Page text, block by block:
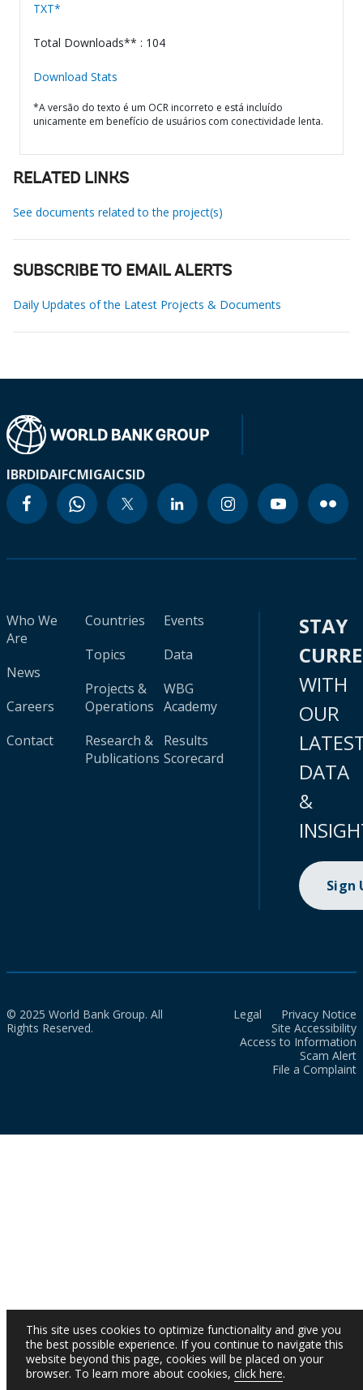
TXT*
Total Downloads** : 104
Download Stats
*A versão do texto é um OCR incorreto e está incluído
unicamente em benefício de usuários com conectividade lenta.
RELATED LINKS
See documents related to the project(s)
SUBSCRIBE TO EMAIL ALERTS
Daily Updates of the Latest Projects & Documents
IBRDIDAIFCMIGAICSID
Who We
Are
News
Careers
Contact
Countries
Topics
Projects &
Operations
Research &
Publications
Events
Data
WBG
Academy
Results
Scorecard
STAY
WITH
OUR
DATA
&
Sign
© 2025 World Bank Group. All
Rights Reserved.
Legal
Privacy Notice
Site Accessibility
Access to Information
Scam Alert
File a Complaint
This site uses cookies to optimize functionality and give you
the best possible experience. If you continue to navigate this
website beyond this page, cookies will be placed on your
browser. To learn more about cookies, click here.